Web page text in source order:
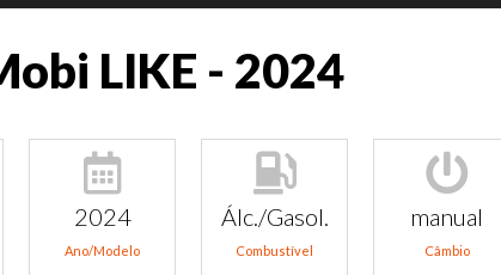
LIKE - 2024
2024
Ano/Modelo
Álc./Gasol.
Combustível
manual
Câmbio